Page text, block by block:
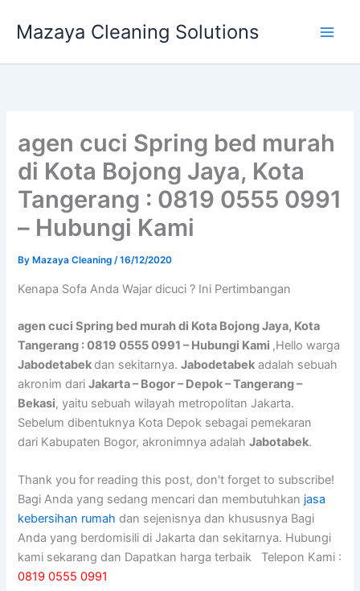
Mazaya Cleaning Solutions
agen cuci Spring bed murah
di Kota Bojong Jaya, Kota
Tangerang : 0819 0555 0991
– Hubungi Kami
By Mazaya Cleaning/16/12/2020
Kenapa Sofa Andа Wajar dicuci ? Ini Pertimbangan
agen cuci Spring bed murah di Kota Bojong Jaya, Kota
Tangerang : 0819 0555 0991 – Hubungi Kami ,Hello warga
Jabodetabekdan sekitarnya.Jabodetabek adalah sebuah
akronim dariJakarta – Bogor – Depok – Tangerang –
Bekasi, yaitu sebuah wilayah metropolitan Jakarta.
Sebelum dibentuknya Kota Depok sebagai pemekaran
dari Kabupaten Bogor, akronimnya adalahJabotabek.
Thank you for reading this post, don't forget to subscribe!
Bagi Anda yang sedang mencari dan membutuhkan jasa
kebersihan rumah dan sejenisnya dan khususnya Bagi
Anda yang berdomisili di Jakarta dan sekitarnya. Hubungi
kami sekarang dan Dapatkan harga terbaik Telepon Kami :
0819 0555 0991